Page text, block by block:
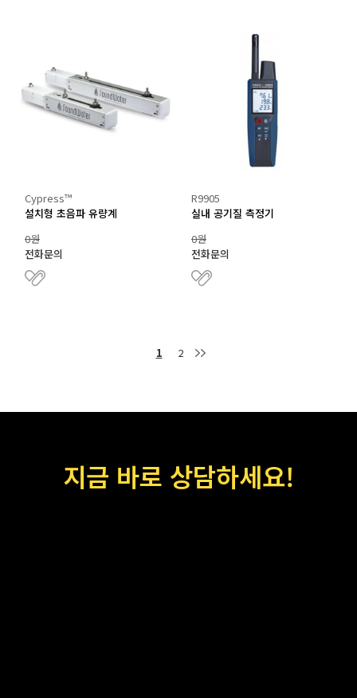
Cypress™
설치형 초음파 유량계
0원
전화문의
R9905
실내 공기질 측정기
0원
전화문의
1 2
지금 바로 상담하세요!